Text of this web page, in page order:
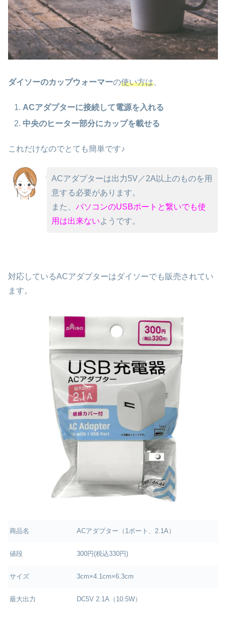
ダイソーのカップウォーマーの使い方は
ACアダプターに接続して電源を入れる
中央のヒーター部分にカップを載せる
これだけなのでとても簡単です♪
ACアダプターは出力5V／2A以上のものを用
意する必要があります。
また、 パソコンのUSBポートと繋いでも使
用は出来ないようです。
対応しているACアダプターはダイソーでも販売されてい
ます。
商品名 ACアダプター（1ポート、2.1A）
値段 300円(税込330円)
サイズ 3cm×4.1cm×6.3cm
最大出力 DC5V 2.1A（10.5W）